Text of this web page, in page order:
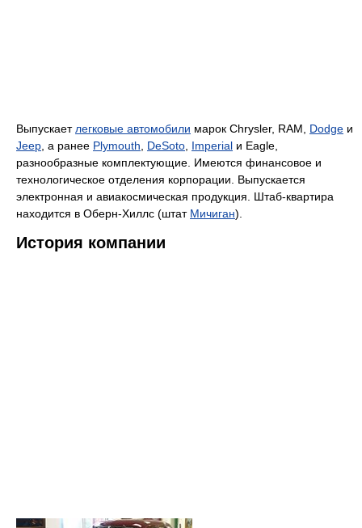
Выпускаетлегковые автомобили марок Chrysler, RAM, Dodge и
Jeep, а ранее Plymouth, DeSoto, Imperial и Eagle,
разнообразные комплектующие. Имеются финансовое и
технологическое отделения корпорации. Выпускается
электронная и авиакосмическая продукция. Штаб-квартира
находится в Оберн-Хиллс (штат Мичиган).
История компании